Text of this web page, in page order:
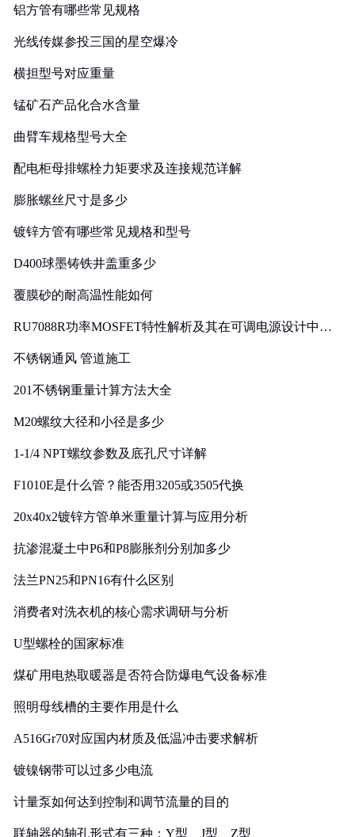
铝方管有哪些常见规格
光线传媒参投三国的星空爆冷
横担型号对应重量
锰矿石产品化合水含量
曲臂车规格型号大全
配电柜母排螺栓力矩要求及连接规范详解
膨胀螺丝尺寸是多少
镀锌方管有哪些常见规格和型号
D400球墨铸铁井盖重多少
覆膜砂的耐高温性能如何
RU7088R功率MOSFET特性解析及其在可调电源设计中的
不锈钢通风 管道施工
201不锈钢重量计算方法大全
M20螺纹大径和小径是多少
1-1/4 NPT螺纹参数及底孔尺寸详解
F1010E是什么管？能否用3205或3505代换
20x40x2镀锌方管单米重量计算与应用分析
抗渗混凝土中P6和P8膨胀剂分别加多少
法兰PN25和PN16有什么区别
消费者对洗衣机的核心需求调研与分析
U型螺栓的国家标准
煤矿用电热取暖器是否符合防爆电气设备标准
照明母线槽的主要作用是什么
A516Gr70对应国内材质及低温冲击要求解析
镀镍钢带可以过多少电流
计量泵如何达到控制和调节流量的目的
联轴器的轴孔形式有三种：Y型、J型、Z型